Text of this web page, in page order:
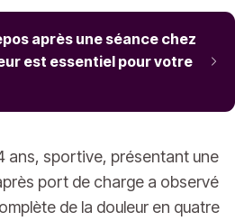
après une séance chez
est essentiel pour votre
ans, sportive, présentant une
port de charge a observé
de la douleur en quatre